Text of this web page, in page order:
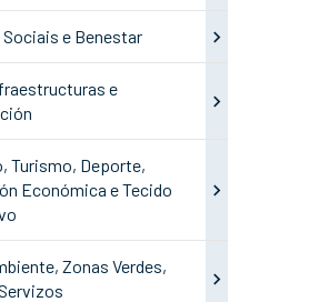
e Benestar
e
Turismo, Deporte,
Económica e Tecido
Zonas Verdes,